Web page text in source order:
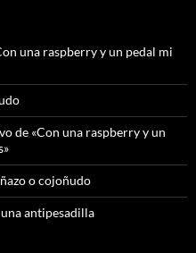
una raspberry y un pedal mi
de «Con una raspberry y un
o cojoñudo
antipesadilla